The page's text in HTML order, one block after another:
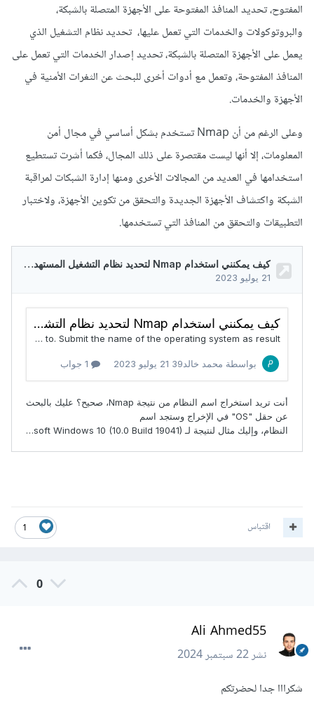
المفتوح، تحديد المنافذ المفتوحة على الأجهزة المتصلة بالشبكة،
والبروتوكولات والخدمات التي تعمل عليها، تحديد نظام التشغيل الذي
يعمل على الأجهزة المتصلة بالشبكة، تحديد إصدار الخدمات التي تعمل على
المنافذ المفتوحة، وتعمل مع أدوات أخرى للبحث عن الثغرات الأمنية في
الأجهزة والخدمات.
وعلى الرغم من أن Nmap تستخدم بشكل أساسي في مجال أمن
المعلومات، إلا أنها ليست مقتصرة على ذلك المجال، فكما أشرت تستطيع
استخدامها في العديد من المجالات الأخرى ومنها إدارة الشبكات لمراقبة
الشبكة واكتشاف الأجهزة الجديدة والتحقق من تكوين الأجهزة، ولاختبار
التطبيقات والتحقق من المنافذ التي تستخدمها.
1 اقتباس
0
Ali Ahmed55
نشر22 سبتمبر 2024
شكرااا جدا لحضرتكم